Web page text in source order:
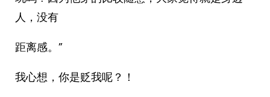
人，没有
距离感。”
我心想，你是贬我呢？！